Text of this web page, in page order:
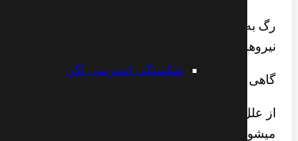
شکستگی استرسی لگن
رگ به رگ شدن مفصل میتواند موجب آسیب رباط های
نیروهای وارده به مفصل را تغییر یدهد. این امر
گاهی اوقات آرتروز مفاصل انگشت ایدیوپاتیک Idiopathic است بدین معنی که نمیتوانیم علتی را برای آن مشخص کنیم.
میشود.